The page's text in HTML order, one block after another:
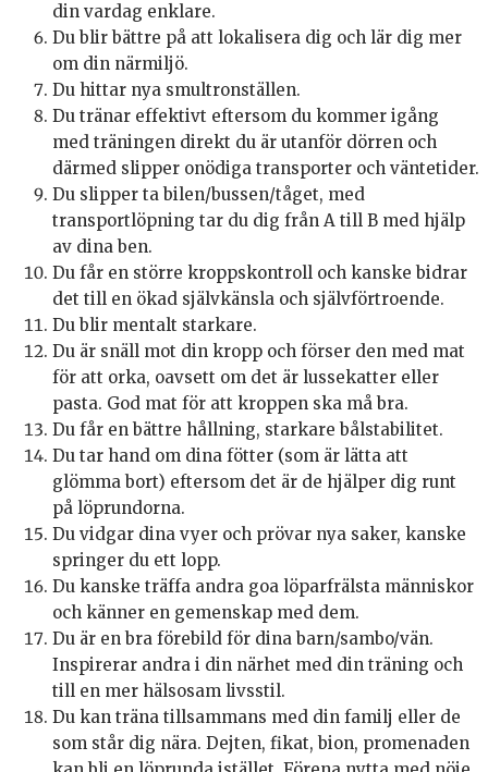
din vardag enklare.
Du blir bättre på att lokalisera dig och lär dig mer
om din närmiljö.
Du hittar nya smultronställen.
Du tränar effektivt eftersom du kommer igång
med träningen direkt du är utanför dörren och
därmed slipper onödiga transporter och väntetider.
Du slipper ta bilen/bussen/tåget, med
transportlöpning tar du dig från A till B med hjälp
av dina ben.
Du får en större kroppskontroll och kanske bidrar
det till en ökad självkänsla och självförtroende.
Du blir mentalt starkare.
Du är snäll mot din kropp och förser den med mat
för att orka, oavsett om det är lussekatter eller
pasta. God mat för att kroppen ska må bra.
Du får en bättre hållning, starkare bålstabilitet.
Du tar hand om dina fötter (som är lätta att
glömma bort) eftersom det är de hjälper dig runt
på löprundorna.
Du vidgar dina vyer och prövar nya saker, kanske
springer du ett lopp.
Du kanske träffa andra goa löparfrälsta människor
och känner en gemenskap med dem.
Du är en bra förebild för dina barn/sambo/vän.
Inspirerar andra i din närhet med din träning och
till en mer hälsosam livsstil.
Du kan träna tillsammans med din familj eller de
som står dig nära. Dejten, fikat, bion, promenaden